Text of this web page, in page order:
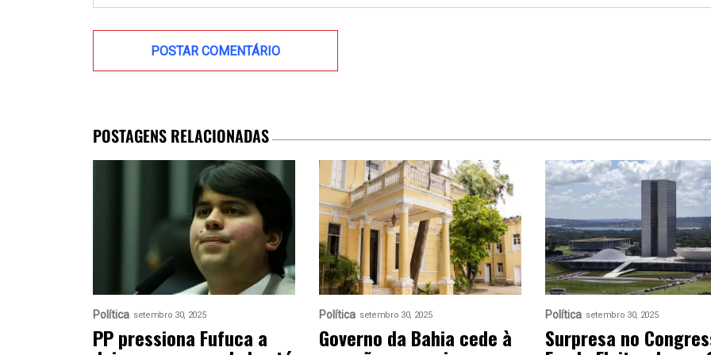
POSTAGENS RELACIONADAS
Política setembro 30, 2025
PP pressiona Fufuca a
Política setembro 30, 2025
Governo da Bahia cede à
Política setembro 30, 2025
Surpresa no